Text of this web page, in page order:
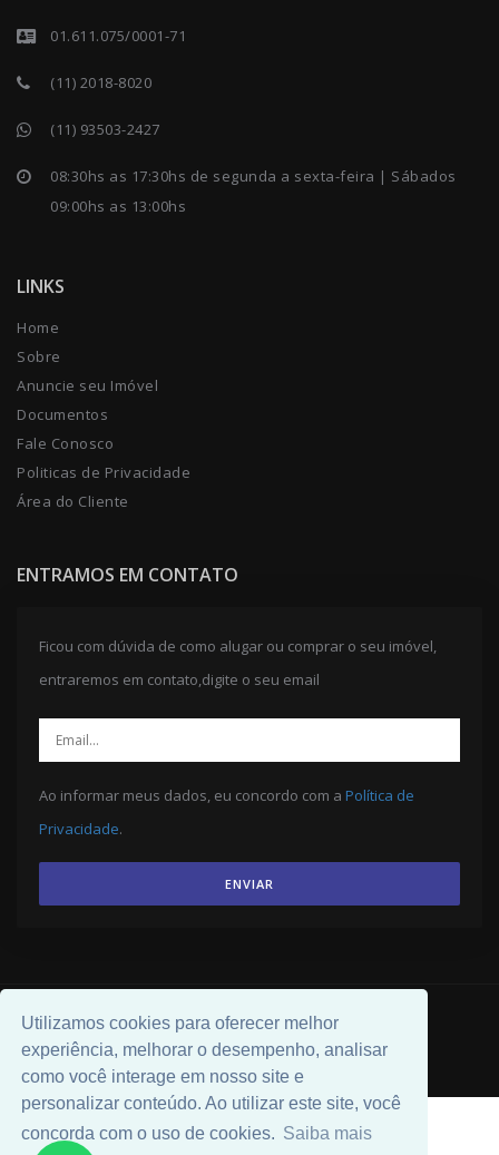
Utilizamos cookies para oferecer melhor
experiência, melhorar o desempenho, analisar
como você interage em nosso site e
personalizar conteúdo. Ao utilizar este site, você
concorda com o uso de cookies. Saiba mais
01.611.075/0001-71
(11) 2018-8020
(11) 93503-2427
08:30hs as 17:30hs de segunda a sexta-feira | Sábados
09:00hs as 13:00hs
LINKS
Home
Sobre
Anuncie seu Imóvel
Documentos
Fale Conosco
Politicas de Privacidade
Área do Cliente
ENTRAMOS EM CONTATO
Ficou com dúvida de como alugar ou comprar o seu imóvel,
entraremos em contato,digite o seu email
Ao informar meus dados, eu concordo com a Política de
Privacidade.
ENVIAR
© 2026 Desenvolvido porUniversal Software